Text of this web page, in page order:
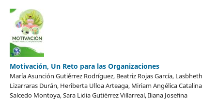
Motivación, Un Reto para las Organizaciones
María Asunción Guti´érrez Rodríguez, Beatriz Rojas García, Lasbheth
Lizarraras Durán, Heriberta Ulloa Arteaga, Miriam Angélica Catalina
Salcedo Montoya, Sara Lidia Gutiérrez Villarreal, Iliana Josefina